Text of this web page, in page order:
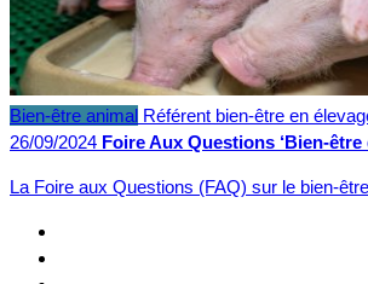
Bien-être animal Référent bien-être en
26/09/2024 Foire Aux Questions ‘Bien-
La Foire aux Questions (FAQ) sur le bien-